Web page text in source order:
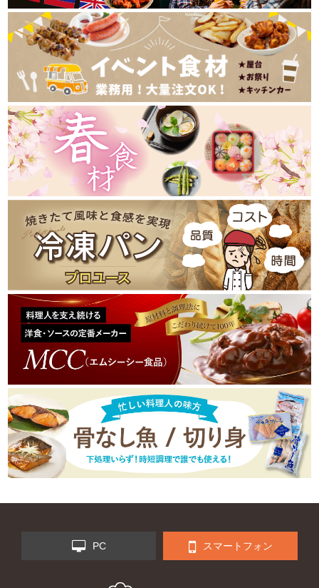
PC スマートフォン